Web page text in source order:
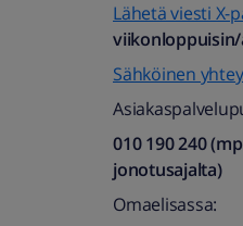
Lähetä viesti X-
Sähköinen
010 190 240
jonotusajalta)​
Omaelisassa: